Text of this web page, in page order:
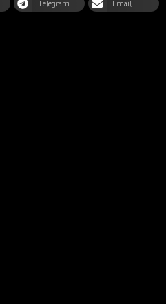
Telegram Email